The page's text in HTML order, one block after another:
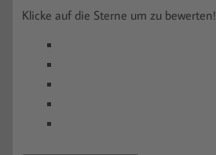
Klicke auf die Sterne um zu bewerten!